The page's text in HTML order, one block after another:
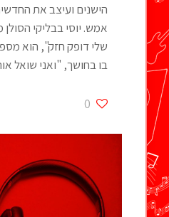
הישנים ועיצב את
אמש. יוסי בבליקי
שלי דופק חזק", הוא
בו בחושך, "ואני שואל
0